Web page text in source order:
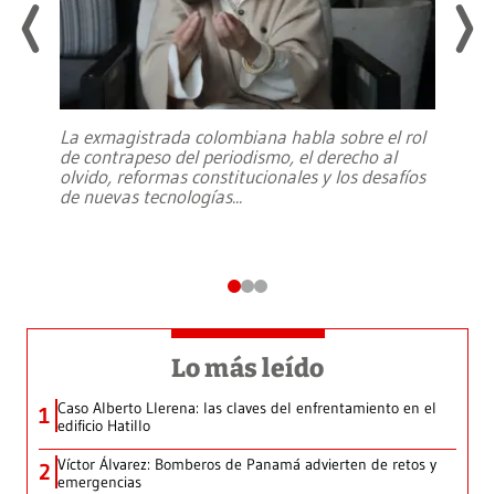
La exmagistrada colombiana habla sobre el rol
de contrapeso del periodismo, el derecho al
olvido, reformas constitucionales y los desafíos
de nuevas tecnologías...
Lo más leído
1 Caso Alberto Llerena: las claves del enfrentamiento en el
edificio Hatillo
2 Víctor Álvarez: Bomberos de Panamá advierten de retos y
emergencias